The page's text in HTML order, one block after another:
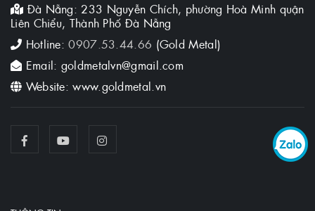
Đà Nẵng: 233 Nguyễn Chích, phường Hoà Minh quận
Liên Chiểu, Thành Phố Đà Nẵng
Hotline:0907.53.44.66 (Gold Metal)
Email: goldmetalvn@gmail.com
Website: www.goldmetal.vn